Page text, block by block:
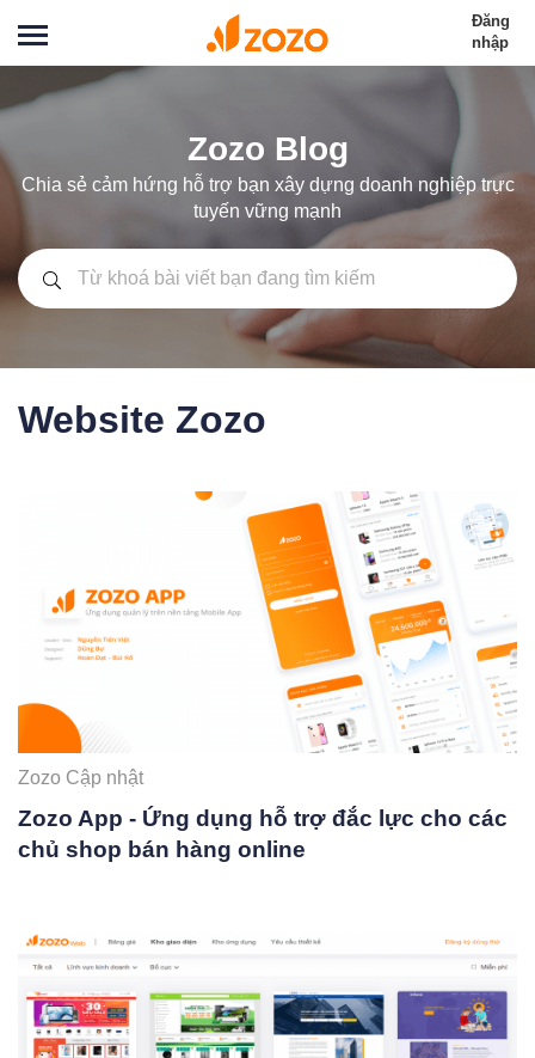
Đăng
nhập
Zozo Blog
Chia sẻ cảm hứng hỗ trợ bạn xây dựng doanh nghiệp trực
tuyến vững mạnh
Website Zozo
Zozo Cập nhật
Zozo App - Ứng dụng hỗ trợ đắc lực cho các
chủ shop bán hàng online